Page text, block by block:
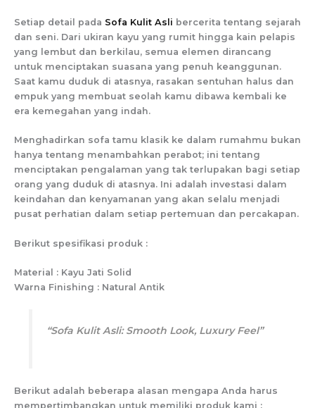
Setiap detail pada Sofa Kulit Asli bercerita tentang sejarah
dan seni. Dari ukiran kayu yang rumit hingga kain pelapis
yang lembut dan berkilau, semua elemen dirancang
untuk menciptakan suasana yang penuh keanggunan.
Saat kamu duduk di atasnya, rasakan sentuhan halus dan
empuk yang membuat seolah kamu dibawa kembali ke
era kemegahan yang indah.
Menghadirkan sofa tamu klasik ke dalam rumahmu bukan
hanya tentang menambahkan perabot; ini tentang
menciptakan pengalaman yang tak terlupakan bagi setiap
orang yang duduk di atasnya. Ini adalah investasi dalam
keindahan dan kenyamanan yang akan selalu menjadi
pusat perhatian dalam setiap pertemuan dan percakapan.
Berikut spesifikasi produk :
Material : Kayu Jati Solid
Warna Finishing : Natural Antik
“Sofa Kulit Asli: Smooth Look, Luxury Feel”
Berikut adalah beberapa alasan mengapa Anda harus
mempertimbangkan untuk memiliki produk kami :